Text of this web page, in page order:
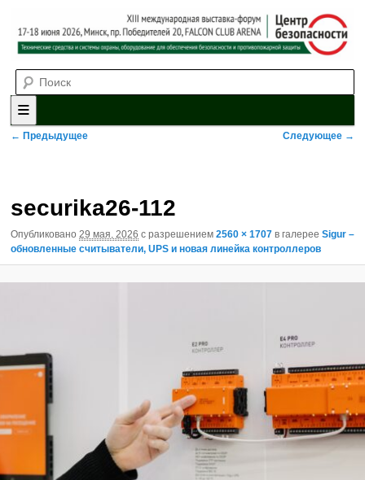
XII международная выставка-
форум «Центр безопасности»
систем охраны, оборудования для обеспечения безопасности и
противопожарной защиты. 4-5 июня 2025, Минск, пр. Победителей,
20
Главное меню
Перейти к основному содержимому
Перейти к дополнительному содержимому
Навигация по изображениям
← Предыдущее Следующее →
securika26-112
Опубликовано 29 мая, 2026 с разрешением 2560 × 1707 в галерее Sigur –
обновленные считыватели, UPS и новая линейка контроллеров